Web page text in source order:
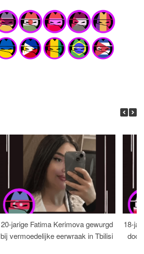
20-jarige Fatima Kerimova gewurgd
bij vermoedelijke eerwraak in Tbilisi
18-